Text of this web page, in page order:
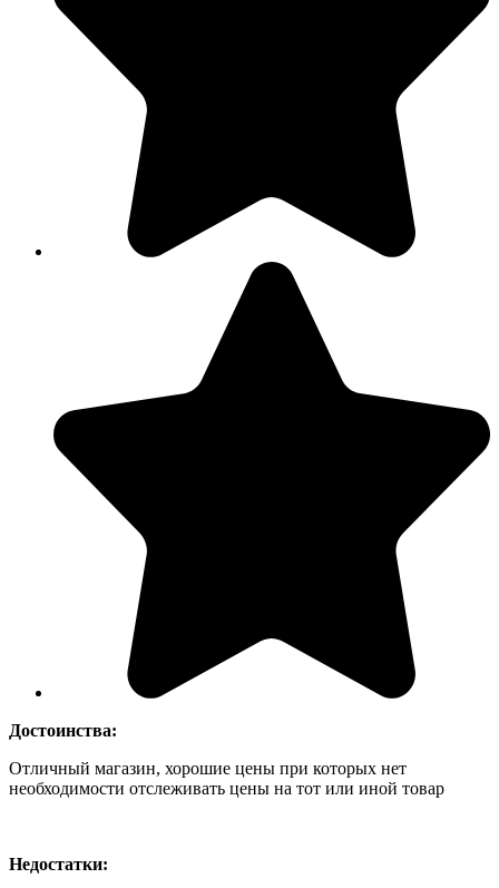
Достоинства:
Отличный магазин, хорошие цены при которых нет
необходимости отслеживать цены на тот или иной товар
Недостатки: